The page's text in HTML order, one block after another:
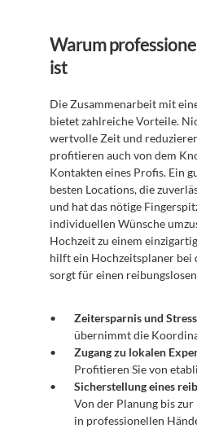
Warum
ist
Die Zusammenarbeit mit
bietet zahlreiche Vorteile.
wertvolle Zeit und
profitieren auch von dem
Kontakten eines Profis. Ein
besten Locations, die
und hat das nötige
individuellen Wünsche
Hochzeit zu einem
hilft ein Hochzeitsplaner bei
sorgt für einen
Zeitersparnis und
übernimmt die
Zugang zu lokalen
Profitieren Sie von
Sicherstellung eines
Von der Planung bis
in professionellen